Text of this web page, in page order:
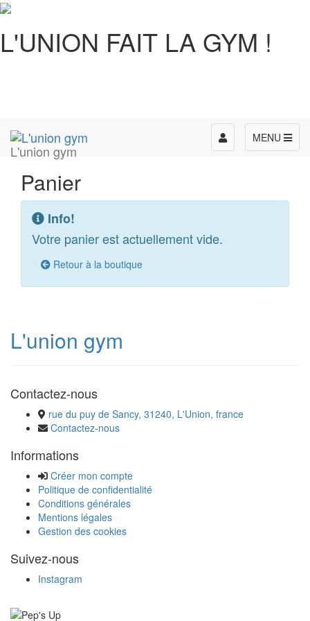
L'UNION FAIT LA GYM !
L'union gym
MENU
Toggle
navigation
Panier
Info!
Votre panier est actuellement vide.
Retour à la boutique
L'union gym
Contactez-nous
rue du puy de Sancy, 31240, L'Union, france
Contactez-nous
Informations
Créer mon compte
Politique de confidentialité
Conditions générales
Mentions légales
Gestion des cookies
Suivez-nous
Instagram